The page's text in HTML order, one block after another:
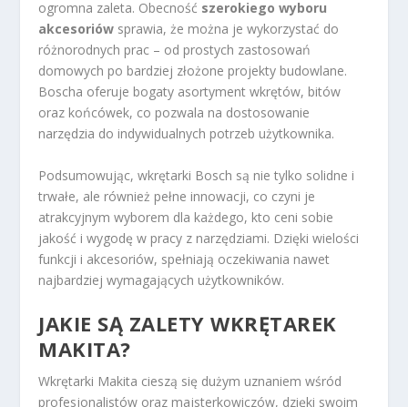
ogromna zaleta. Obecność szerokiego wyboru
akcesoriów sprawia, że można je wykorzystać do
różnorodnych prac – od prostych zastosowań
domowych po bardziej złożone projekty budowlane.
Boscha oferuje bogaty asortyment wkrętów, bitów
oraz końcówek, co pozwala na dostosowanie
narzędzia do indywidualnych potrzeb użytkownika.
Podsumowując, wkrętarki Bosch są nie tylko solidne i
trwałe, ale również pełne innowacji, co czyni je
atrakcyjnym wyborem dla każdego, kto ceni sobie
jakość i wygodę w pracy z narzędziami. Dzięki wielości
funkcji i akcesoriów, spełniają oczekiwania nawet
najbardziej wymagających użytkowników.
JAKIE SĄ ZALETY WKRĘTAREK
MAKITA?
Wkrętarki Makita cieszą się dużym uznaniem wśród
profesjonalistów oraz majsterkowiczów, dzięki swoim